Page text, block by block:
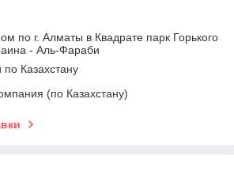
по г. Алматы в Квадрате парк Горького
- Аль-Фараби
по Казахстану
(по Казахстану)